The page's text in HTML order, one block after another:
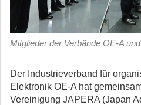
Mitglieder der Verbände OE-A
Der Industrieverband für
Elektronik OE-A hat
Vereinigung JAPERA (Japan